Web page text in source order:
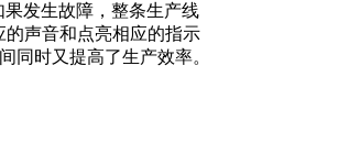
发生故障，整条生产线
声音和点亮相应的指示
同时又提高了生产效率。